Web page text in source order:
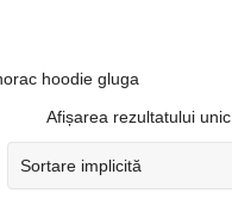
hoodie gluga
Afișarea rezultatului unic